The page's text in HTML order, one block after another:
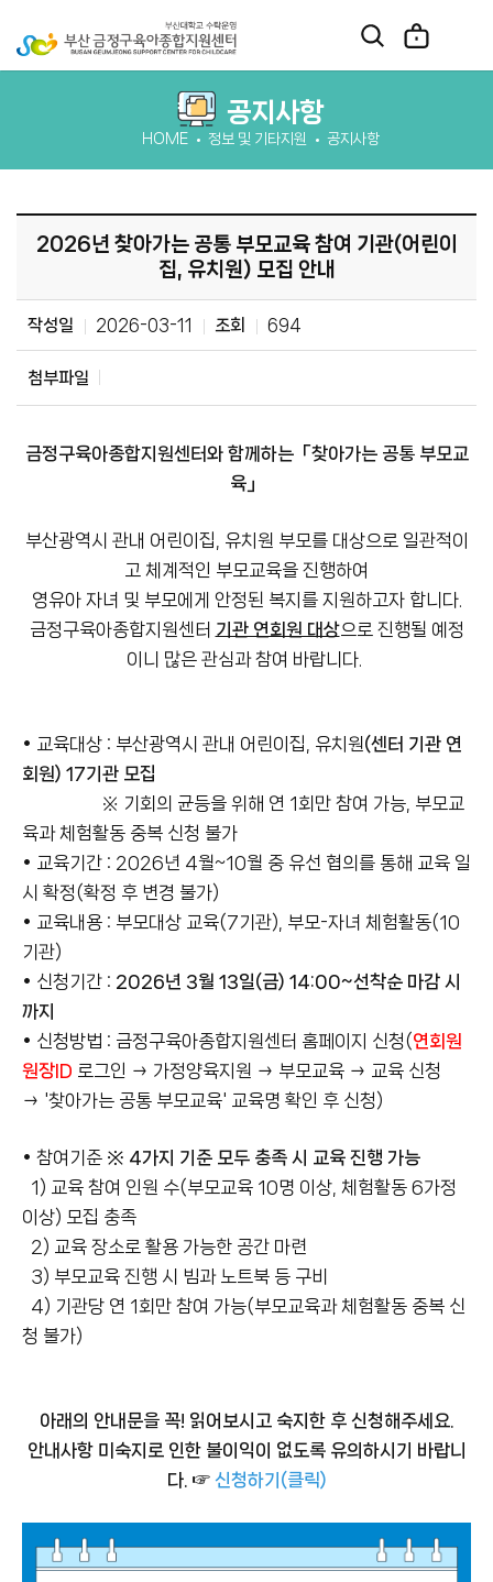
공지사항
HOME 정보 및 기타지원 공지사항
2026년 찾아가는 공통 부모교육 참여 기관(어린이
집, 유치원) 모집 안내
작성일 2026-03-11 조회 694
첨부파일
금정구육아종합지원센터와 함께하는「찾아가는 공통 부모교
육」
부산광역시 관내 어린이집, 유치원 부모를 대상으로 일관적이
고 체계적인 부모교육을 진행하여
영유아 자녀 및 부모에게 안정된 복지를 지원하고자 합니다.
금정구육아종합지원센터 기관 연회원 대상으로 진행될 예정
이니 많은 관심과 참여 바랍니다.
• 교육대상 : 부산광역시 관내 어린이집, 유치원(센터 기관 연
회원) 17기관 모집
※ 기회의 균등을 위해 연 1회만 참여 가능, 부모교
육과 체험활동 중복 신청 불가
• 교육기간 : 2026년 4월~10월 중 유선 협의를 통해 교육 일
시 확정(확정 후 변경 불가)
• 교육내용 : 부모대상 교육(7기관), 부모-자녀 체험활동(10
기관)
• 신청기간 : 2026년 3월 13일(금) 14:00~선착순 마감 시
까지
• 신청방법 : 금정구육아종합지원센터 홈페이지 신청(연회원
원장ID 로그인 → 가정양육지원 → 부모교육 → 교육 신청
→ '찾아가는 공통 부모교육' 교육명 확인 후 신청)
• 참여기준 ※ 4가지 기준 모두 충족 시 교육 진행 가능
1) 교육 참여 인원 수(부모교육 10명 이상, 체험활동 6가정
이상) 모집 충족
2) 교육 장소로 활용 가능한 공간 마련
3) 부모교육 진행 시 빔과 노트북 등 구비
4) 기관당 연 1회만 참여 가능(부모교육과 체험활동 중복 신
청 불가)
아래의 안내문을 꼭! 읽어보시고 숙지한 후 신청해주세요.
안내사항 미숙지로 인한 불이익이 없도록 유의하시기 바랍니
다. ☞ 신청하기(클릭)